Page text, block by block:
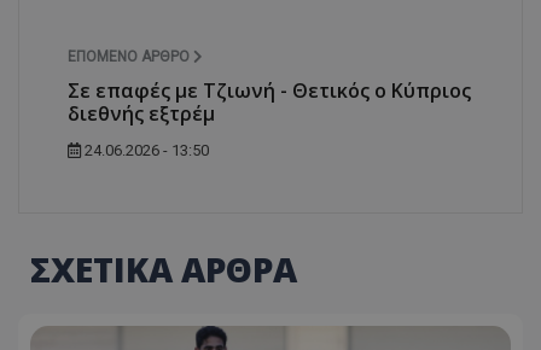
ΕΠΌΜΕΝΟ ΆΡΘΡΟ
Σε επαφές με Τζιωνή - Θετικός ο Κύπριος
διεθνής εξτρέμ
24.06.2026 - 13:50
ΣΧΕΤΙΚΑ ΑΡΘΡΑ